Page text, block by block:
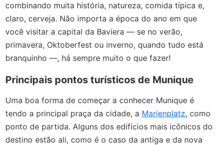
combinando muita história, natureza, comida típica e,
claro, cerveja. Não importa a época do ano em que
você visitar a capital da Baviera — se no verão,
primavera, Oktoberfest ou inverno, quando tudo está
branquinho —, há sempre muito o que fazer!
Principais pontos turísticos de Munique
Uma boa forma de começar a conhecer Munique é
tendo a principal praça da cidade, a Marienplatz, como
ponto de partida. Alguns dos edifícios mais icônicos do
destino estão ali, como é o caso da antiga e da nova